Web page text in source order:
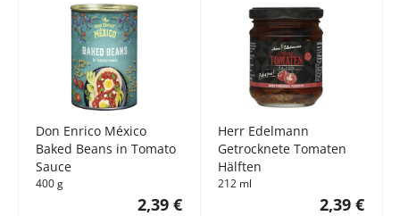
Don Enrico México
Baked Beans in Tomato
Sauce
400 g
2,39 €
Herr Edelmann
Getrocknete Tomaten
Hälften
212 ml
2,39 €